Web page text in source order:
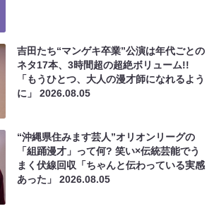
吉田たち“マンゲキ卒業”公演は年代ごとの
ネタ17本、3時間超の超絶ボリューム!!
「もうひとつ、大人の漫才師になれるよう
に」2026.08.05
“沖縄県住みます芸人”オリオンリーグの
「組踊漫才」って何? 笑い×伝統芸能でう
まく伏線回収「ちゃんと伝わっている実感
あった」2026.08.05